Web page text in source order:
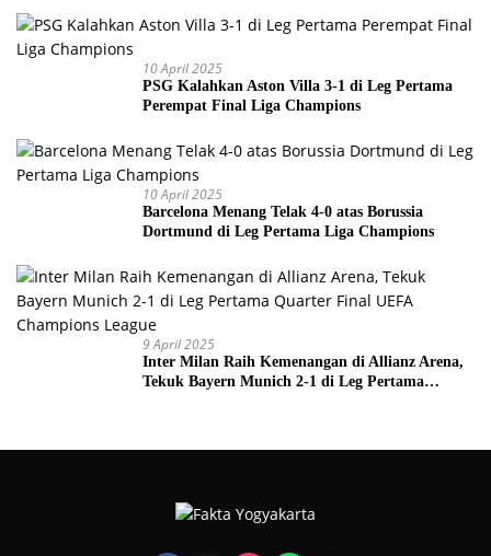
10 April 2025
PSG Kalahkan Aston Villa 3-1 di Leg Pertama
Perempat Final Liga Champions
10 April 2025
Barcelona Menang Telak 4-0 atas Borussia
Dortmund di Leg Pertama Liga Champions
9 April 2025
Inter Milan Raih Kemenangan di Allianz Arena,
Tekuk Bayern Munich 2-1 di Leg Pertama